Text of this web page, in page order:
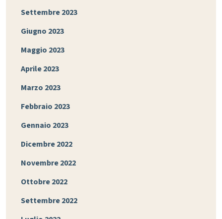
Settembre 2023
Giugno 2023
Maggio 2023
Aprile 2023
Marzo 2023
Febbraio 2023
Gennaio 2023
Dicembre 2022
Novembre 2022
Ottobre 2022
Settembre 2022